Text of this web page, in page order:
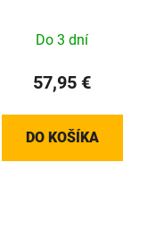
Do 3 dní
57,95 €
DO KOŠÍKA